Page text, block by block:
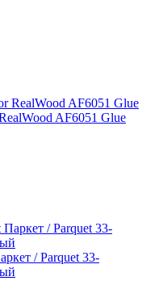
AF6051 Glue
/ Parquet 33-